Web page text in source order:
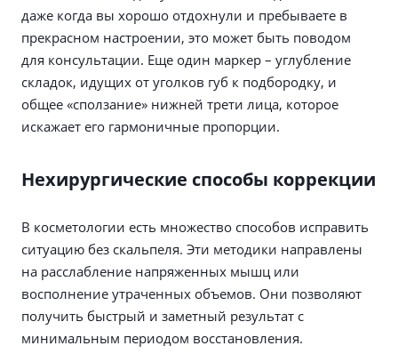
даже когда вы хорошо отдохнули и пребываете в
прекрасном настроении, это может быть поводом
для консультации. Еще один маркер – углубление
складок, идущих от уголков губ к подбородку, и
общее «сползание» нижней трети лица, которое
искажает его гармоничные пропорции.
Нехирургические способы коррекции
В косметологии есть множество способов исправить
ситуацию без скальпеля. Эти методики направлены
на расслабление напряженных мышц или
восполнение утраченных объемов. Они позволяют
получить быстрый и заметный результат с
минимальным периодом восстановления.